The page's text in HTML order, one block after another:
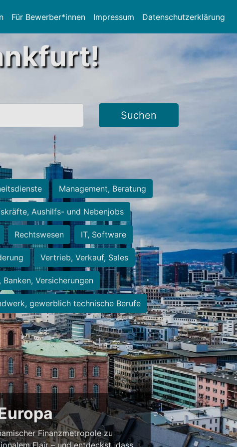
Für Bewerber*innen Impressum Datenschutzerklärung
Suchen
Management, Beratung
Aushilfs- und Nebenjobs
Rechtswesen IT, Software
Vertrieb, Verkauf, Sales
Banken, Versicherungen
gewerblich technische Berufe
Finanzmetropole zu